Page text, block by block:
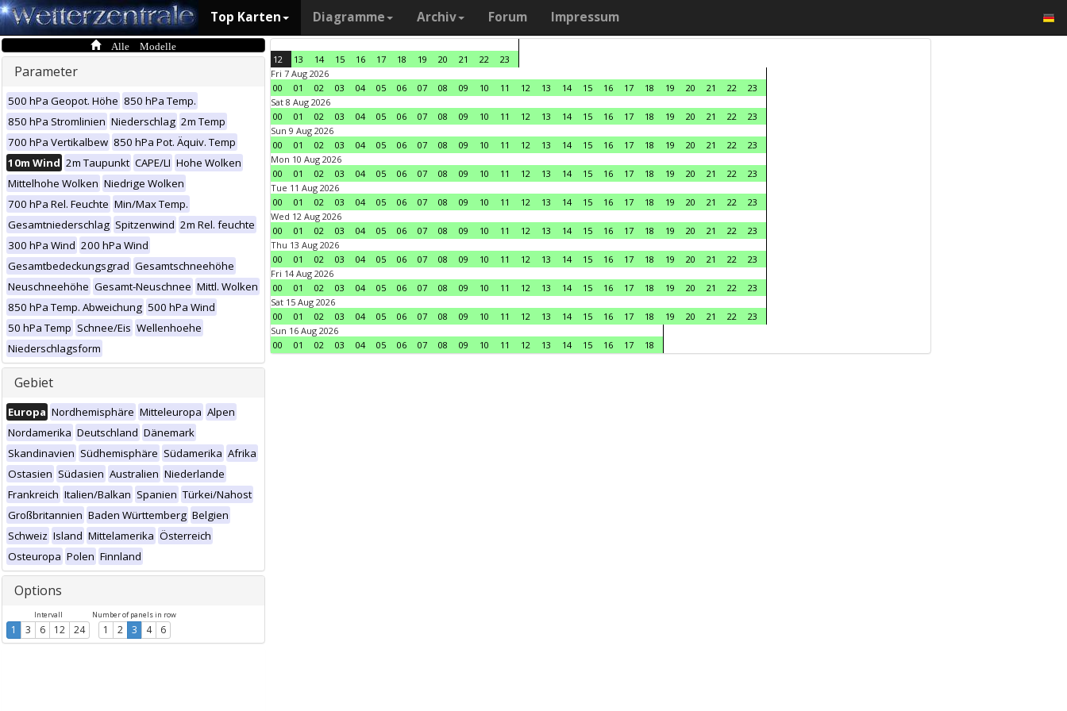
Top Karten Diagramme Archiv Forum Impressum
Alle Modelle
Parameter
500 hPa Geopot. Höhe 850 hPa Temp.
850 hPa Stromlinien Niederschlag 2m Temp
700 hPa Vertikalbew 850 hPa Pot. Äquiv. Temp
10m Wind 2m Taupunkt CAPE/LI Hohe Wolken
Mittelhohe Wolken Niedrige Wolken
700 hPa Rel. Feuchte Min/Max Temp.
Gesamtniederschlag Spitzenwind 2m Rel. feuchte
300 hPa Wind 200 hPa Wind
Gesamtbedeckungsgrad Gesamtschneehöhe
Neuschneehöhe Gesamt-Neuschnee Mittl. Wolken
850 hPa Temp. Abweichung 500 hPa Wind
50 hPa Temp Schnee/Eis Wellenhoehe
Niederschlagsform
Gebiet
Europa Nordhemisphäre Mitteleuropa Alpen
Nordamerika Deutschland Dänemark
Skandinavien Südhemisphäre Südamerika Afrika
Ostasien Südasien Australien Niederlande
Frankreich Italien/Balkan Spanien Türkei/Nahost
Großbritannien Baden Württemberg Belgien
Schweiz Island Mittelamerika Österreich
Osteuropa Polen Finnland
Options
Intervall
1 3 6 12 24
Number of panels in row
1 2 3 4 6
12 13 14 15 16 17 18 19 20 21 22
23
Fri 7 Aug 2026
00
01 02 03 04 05 06 07 08 09 10 11 12 13 14 15 16 17 18 19 20 21 22
23
Sat 8 Aug 2026
00
01 02 03 04 05 06 07 08 09 10 11 12 13 14 15 16 17 18 19 20 21 22
23
Sun 9 Aug 2026
00
01 02 03 04 05 06 07 08 09 10 11 12 13 14 15 16 17 18 19 20 21 22
23
Mon 10 Aug 2026
00
01 02 03 04 05 06 07 08 09 10 11 12 13 14 15 16 17 18 19 20 21 22
23
Tue 11 Aug 2026
00
01 02 03 04 05 06 07 08 09 10 11 12 13 14 15 16 17 18 19 20 21 22
23
Wed 12 Aug 2026
00
01 02 03 04 05 06 07 08 09 10 11 12 13 14 15 16 17 18 19 20 21 22
23
Thu 13 Aug 2026
00
01 02 03 04 05 06 07 08 09 10 11 12 13 14 15 16 17 18 19 20 21 22
23
Fri 14 Aug 2026
00
01 02 03 04 05 06 07 08 09 10 11 12 13 14 15 16 17 18 19 20 21 22
23
Sat 15 Aug 2026
00
01 02 03 04 05 06 07 08 09 10 11 12 13 14 15 16 17 18 19 20 21 22
23
Sun 16 Aug 2026
00
01 02 03 04 05 06 07 08 09 10 11 12 13 14 15 16 17 18